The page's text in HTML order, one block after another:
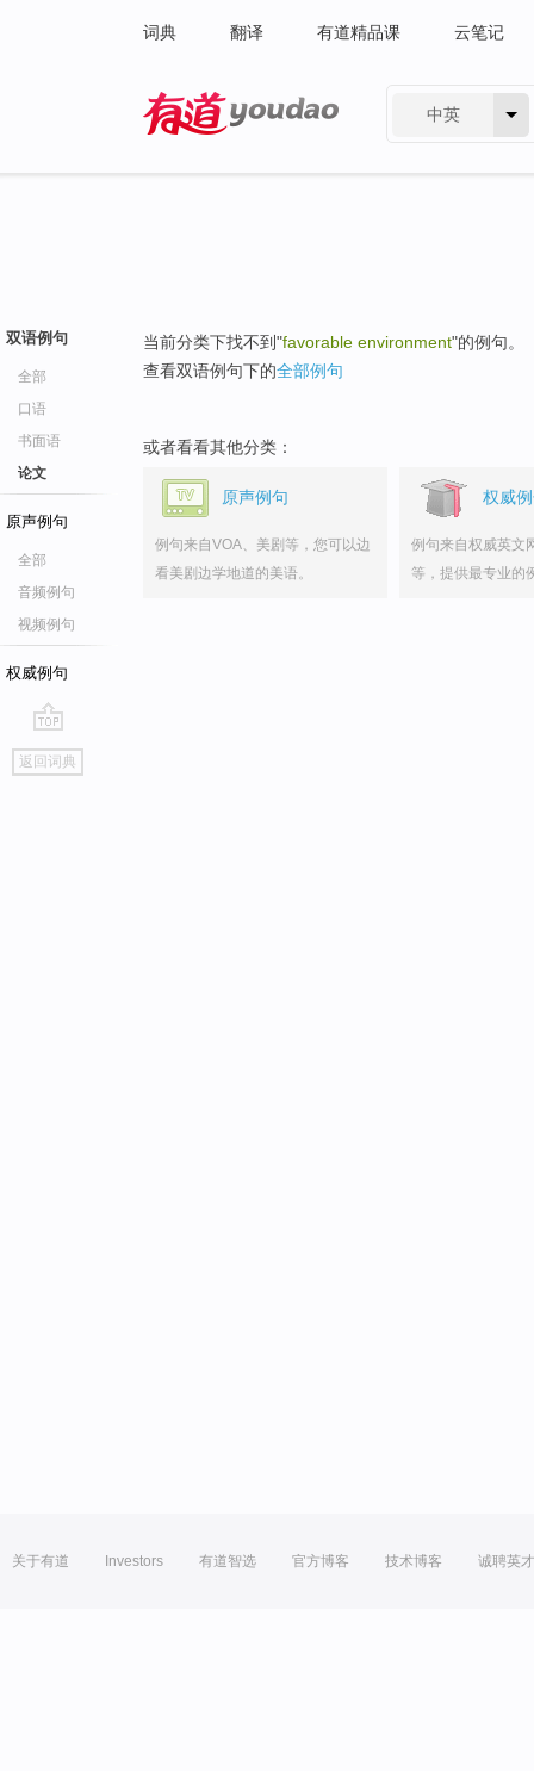
词典 翻译 有道精品课 云笔记
中英
双语例句
全部
口语
书面语
论文
原声例句
全部
音频例句
视频例句
权威例句
go
top
返回词典
当前分类下找不到"favorable environment"的例句。
查看双语例句下的全部例句
或者看看其他分类：
原声例句
例句来自VOA、美剧等，您可以边
看美剧边学地道的美语。
权威
例句来自权威英文
等，提供最专业的
关于有道 Investors 有道智选 官方博客 技术博客 诚聘英才